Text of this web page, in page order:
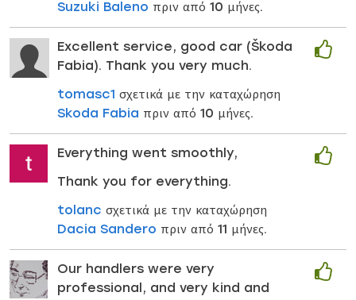
Suzuki Baleno πριν από 10 μήνες.
Excellent service, good car (Škoda
Fabia). Thank you very much.
tomasc1 σχετικά με την καταχώρηση
Skoda Fabia πριν από 10 μήνες.
Everything went smoothly,
Thank you for everything.
tolanc σχετικά με την καταχώρηση
Dacia Sandero πριν από 11 μήνες.
Our handlers were very
professional, and very kind and